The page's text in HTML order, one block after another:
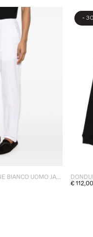
DONDUP PANTALONE BIANCO UOMO JAMES
-
€